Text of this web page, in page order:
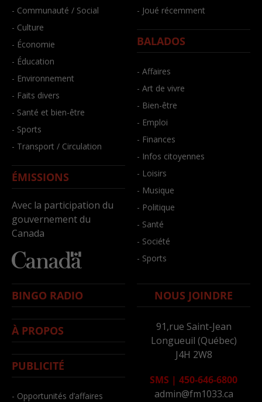
- Communauté / Social
- Culture
- Économie
- Éducation
- Environnement
- Faits divers
- Santé et bien-être
- Sports
- Transport / Circulation
ÉMISSIONS
Avec la participation du
gouvernement du
Canada
- Joué récemment
BALADOS
- Affaires
- Art de vivre
- Bien-être
- Emploi
- Finances
- Infos citoyennes
- Loisirs
- Musique
- Politique
- Santé
- Société
- Sports
BINGO RADIO
À PROPOS
PUBLICITÉ
- Opportunités d’affaires
NOUS JOINDRE
91,rue Saint-Jean
Longueuil (Québec)
J4H 2W8
SMS | 450-646-6800
admin@fm1033.ca